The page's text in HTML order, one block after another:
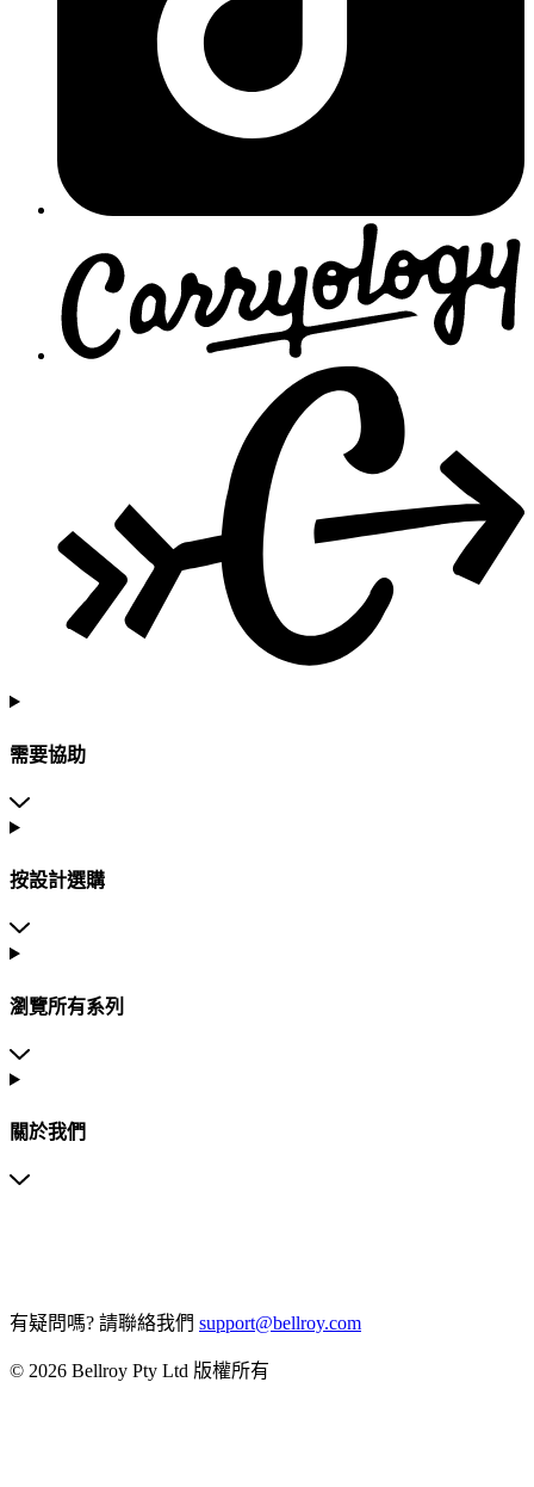
需要協助
按設計選購
瀏覽所有系列
關於我們
有疑問嗎? 請聯絡我們 support@bellroy.com
© 2026 Bellroy Pty Ltd 版權所有